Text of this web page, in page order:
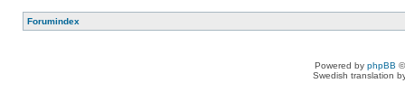
Forumindex
Powered by phpBB
Swedish translation